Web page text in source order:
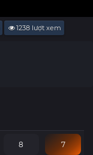
1238 lượt xem
8 7